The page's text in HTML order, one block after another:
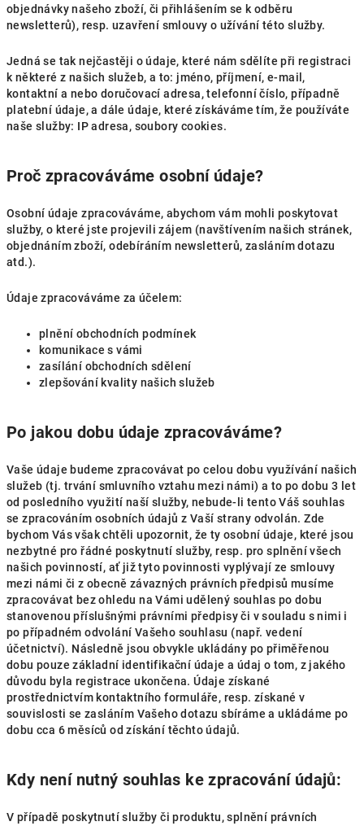
objednávky našeho zboží, či přihlášením se k odběru
newsletterů), resp. uzavření smlouvy o užívání této služby.
Jedná se tak nejčastěji o údaje, které nám sdělíte při registraci
k některé z našich služeb, a to: jméno, příjmení, e-mail,
kontaktní a nebo doručovací adresa, telefonní číslo, případně
platební údaje, a dále údaje, které získáváme tím, že používáte
naše služby: IP adresa, soubory cookies.
Proč zpracováváme osobní údaje?
Osobní údaje zpracováváme, abychom vám mohli poskytovat
služby, o které jste projevili zájem (navštívením našich stránek,
objednáním zboží, odebíráním newsletterů, zasláním dotazu
atd.).
Údaje zpracováváme za účelem:
plnění obchodních podmínek
komunikace s vámi
zasílání obchodních sdělení
zlepšování kvality našich služeb
Po jakou dobu údaje zpracováváme?
Vaše údaje budeme zpracovávat po celou dobu využívání našich
služeb (tj. trvání smluvního vztahu mezi námi) a to po dobu 3 let
od posledního využití naší služby, nebude-li tento Váš souhlas
se zpracováním osobních údajů z Vaší strany odvolán. Zde
bychom Vás však chtěli upozornit, že ty osobní údaje, které jsou
nezbytné pro řádné poskytnutí služby, resp. pro splnění všech
našich povinností, ať již tyto povinnosti vyplývají ze smlouvy
mezi námi či z obecně závazných právních předpisů musíme
zpracovávat bez ohledu na Vámi udělený souhlas po dobu
stanovenou příslušnými právními předpisy či v souladu s nimi i
po případném odvolání Vašeho souhlasu (např. vedení
účetnictví). Následně jsou obvykle ukládány po přiměřenou
dobu pouze základní identifikační údaje a údaj o tom, z jakého
důvodu byla registrace ukončena. Údaje získané
prostřednictvím kontaktního formuláře, resp. získané v
souvislosti se zasláním Vašeho dotazu sbíráme a ukládáme po
dobu cca 6 měsíců od získání těchto údajů.
Kdy není nutný souhlas ke zpracování údajů:
V případě poskytnutí služby či produktu, splnění právních